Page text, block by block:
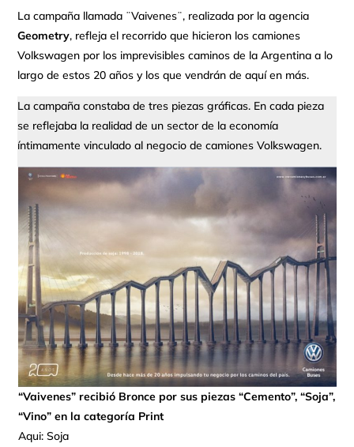
La campaña llamada ¨Vaivenes¨, realizada por la agencia
Geometry, refleja el recorrido que hicieron los camiones
Volkswagen por los imprevisibles caminos de la Argentina a lo
largo de estos 20 años y los que vendrán de aquí en más.
La campaña constaba de tres piezas gráficas. En cada pieza
se reflejaba la realidad de un sector de la economía
íntimamente vinculado al negocio de camiones Volkswagen.
“Vaivenes” recibió Bronce por sus piezas “Cemento”, “Soja”,
“Vino” en la categoría Print
Aqui: Soja